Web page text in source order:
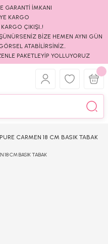
GARANTİ İMKANI
KARGO
ÇIKIŞI..!
BİZE HEMEN AYNI GÜN
ATABİLİRSİNİZ..
PAKETLEYİP YOLLUYORUZ
CARMEN 18 CM BASIK TABAK